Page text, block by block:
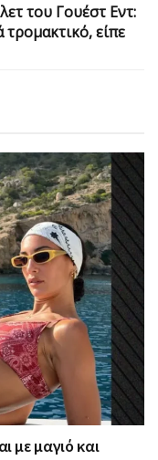
του Γουέστ Εντ:
τρομακτικό, είπε
με μαγιό και